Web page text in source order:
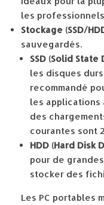
les
Stockage (SSD/
sauvegardés.
SSD (Solid State
les disques
recommandé
les applications
des
courantes sont
HDD (Hard Disk
pour de
stocker des
Les PC portables